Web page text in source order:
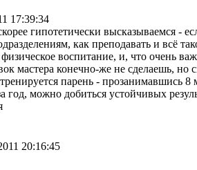
17:39:34
гипотетически высказываемся -
как преподавать и всё
воспитание, и, что очень
мастера конечно-же не сделаешь,
парень - прозанимавшись
год, можно добиться устойчивых
20:16:45